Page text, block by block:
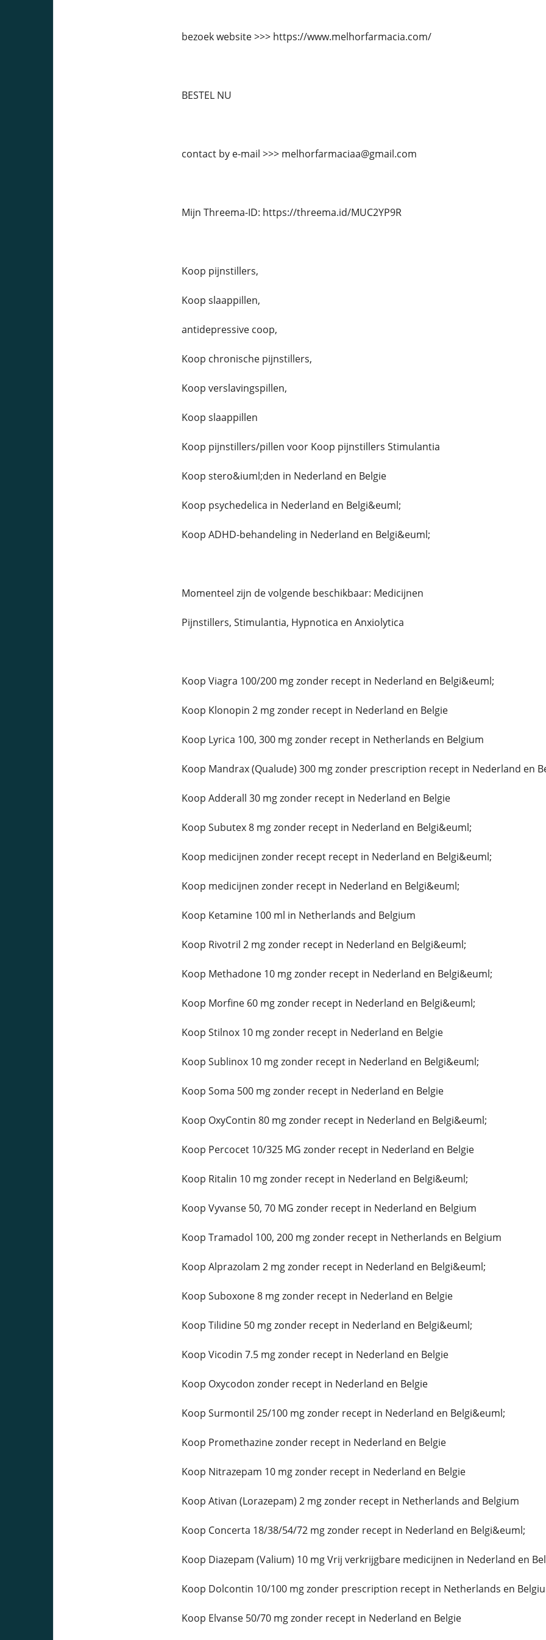
bezoek website >>> https://www.melhorfarmacia.com/
BESTEL NU
contact by e-mail >>> melhorfarmaciaa@gmail.com
Mijn Threema-ID: https://threema.id/MUC2YP9R
Koop pijnstillers,
Koop slaappillen,
antidepressive coop,
Koop chronische pijnstillers,
Koop verslavingspillen,
Koop slaappillen
Koop pijnstillers/pillen voor Koop pijnstillers Stimulantia
Koop stero&iuml;den in Nederland en Belgie
Koop psychedelica in Nederland en Belgi&euml;
Koop ADHD-behandeling in Nederland en Belgi&euml;
Momenteel zijn de volgende beschikbaar: Medicijnen
Pijnstillers, Stimulantia, Hypnotica en Anxiolytica
Koop Viagra 100/200 mg zonder recept in Nederland en Belgi&euml;
Koop Klonopin 2 mg zonder recept in Nederland en Belgie
Koop Lyrica 100, 300 mg zonder recept in Netherlands en Belgium
Koop Mandrax (Qualude) 300 mg zonder prescription recept in Nederland en
Koop Adderall 30 mg zonder recept in Nederland en Belgie
Koop Subutex 8 mg zonder recept in Nederland en Belgi&euml;
Koop medicijnen zonder recept recept in Nederland en Belgi&euml;
Koop medicijnen zonder recept in Nederland en Belgi&euml;
Koop Ketamine 100 ml in Netherlands and Belgium
Koop Rivotril 2 mg zonder recept in Nederland en Belgi&euml;
Koop Methadone 10 mg zonder recept in Nederland en Belgi&euml;
Koop Morfine 60 mg zonder recept in Nederland en Belgi&euml;
Koop Stilnox 10 mg zonder recept in Nederland en Belgie
Koop Sublinox 10 mg zonder recept in Nederland en Belgi&euml;
Koop Soma 500 mg zonder recept in Nederland en Belgie
Koop OxyContin 80 mg zonder recept in Nederland en Belgi&euml;
Koop Percocet 10/325 MG zonder recept in Nederland en Belgie
Koop Ritalin 10 mg zonder recept in Nederland en Belgi&euml;
Koop Vyvanse 50, 70 MG zonder recept in Nederland en Belgium
Koop Tramadol 100, 200 mg zonder recept in Netherlands en Belgium
Koop Alprazolam 2 mg zonder recept in Nederland en Belgi&euml;
Koop Suboxone 8 mg zonder recept in Nederland en Belgie
Koop Tilidine 50 mg zonder recept in Nederland en Belgi&euml;
Koop Vicodin 7.5 mg zonder recept in Nederland en Belgie
Koop Oxycodon zonder recept in Nederland en Belgie
Koop Surmontil 25/100 mg zonder recept in Nederland en Belgi&euml;
Koop Promethazine zonder recept in Nederland en Belgie
Koop Nitrazepam 10 mg zonder recept in Nederland en Belgie
Koop Ativan (Lorazepam) 2 mg zonder recept in Netherlands and Belgium
Koop Concerta 18/38/54/72 mg zonder recept in Nederland en Belgi&euml;
Koop Diazepam (Valium) 10 mg Vrij verkrijgbare medicijnen in Nederland en
Koop Dolcontin 10/100 mg zonder prescription recept in Netherlands en
Koop Elvanse 50/70 mg zonder recept in Nederland en Belgie